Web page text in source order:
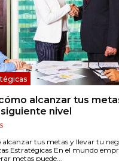
alcanzar tus
nivel
alcanzar tus metas y llevar tu
Estratégicas En el mundo
metas puede...